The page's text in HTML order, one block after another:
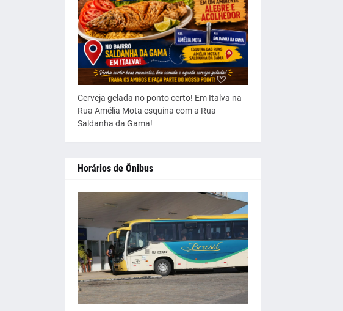
Cerveja gelada no ponto certo! Em Italva na
Rua Amélia Mota esquina com a Rua
Saldanha da Gama!
Horários de Ônibus